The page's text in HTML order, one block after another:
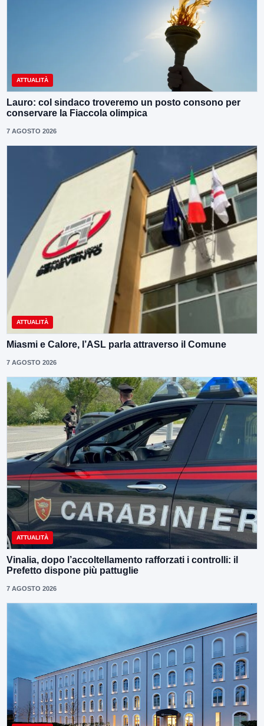
ATTUALITÀ
Lauro: col sindaco troveremo un posto consono per
conservare la Fiaccola olimpica
7 AGOSTO 2026
ATTUALITÀ
Miasmi e Calore, l’ASL parla attraverso il Comune
7 AGOSTO 2026
ATTUALITÀ
Vinalia, dopo l’accoltellamento rafforzati i controlli: il
Prefetto dispone più pattuglie
7 AGOSTO 2026